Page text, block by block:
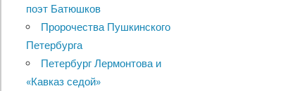
поэт Батюшков
Пророчества Пушкинского
Петербурга
Петербург Лермонтова и
«Кавказ седой»